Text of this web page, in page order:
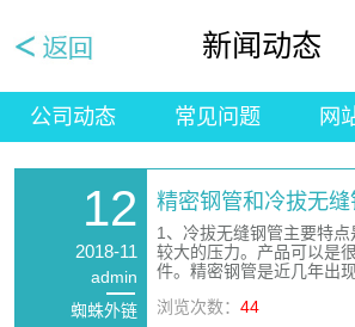
新闻动态
公司动态 常见问题 网
12
2018-11
admin
蜘蛛外链
精密钢管和冷拔无缝
1、冷拔无缝钢管主要特
较大的压力。产品可以是
件。精密钢管是近几年出
浏览次数：44